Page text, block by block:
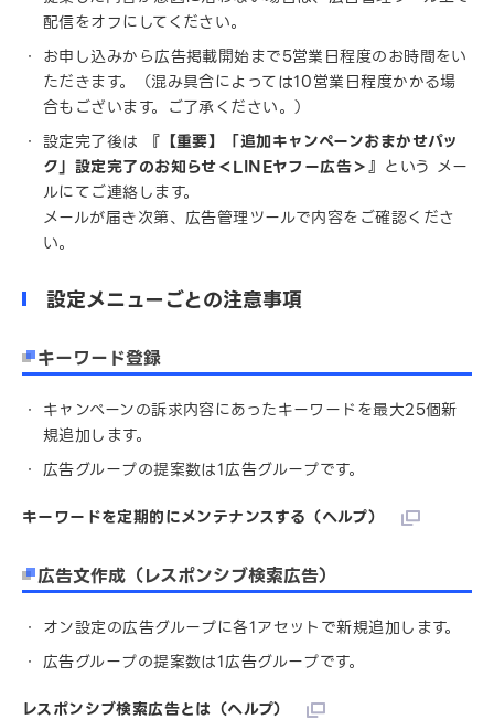
配信をオフにしてください。
お申し込みから広告掲載開始まで5営業日程度のお時間をい
ただきます。（混み具合によっては10営業日程度かかる場
合もございます。ご了承ください。）
設定完了後は
『【重要】「追加キャンペーンおまかせパッ
ク」設定完了のお知らせ＜LINEヤフー広告＞』 という メー
ルにてご連絡します。
メールが届き次第、広告管理ツールで内容をご確認くださ
い。
設定メニューごとの注意事項
キーワード登録
キャンペーンの訴求内容にあったキーワードを最大25個新
規追加します。
広告グループの提案数は1広告グループです。
キーワードを定期的にメンテナンスする（ヘルプ）
広告文作成（レスポンシブ検索広告）
オン設定の広告グループに各1アセットで新規追加します。
広告グループの提案数は1広告グループです。
レスポンシブ検索広告とは（ヘルプ）